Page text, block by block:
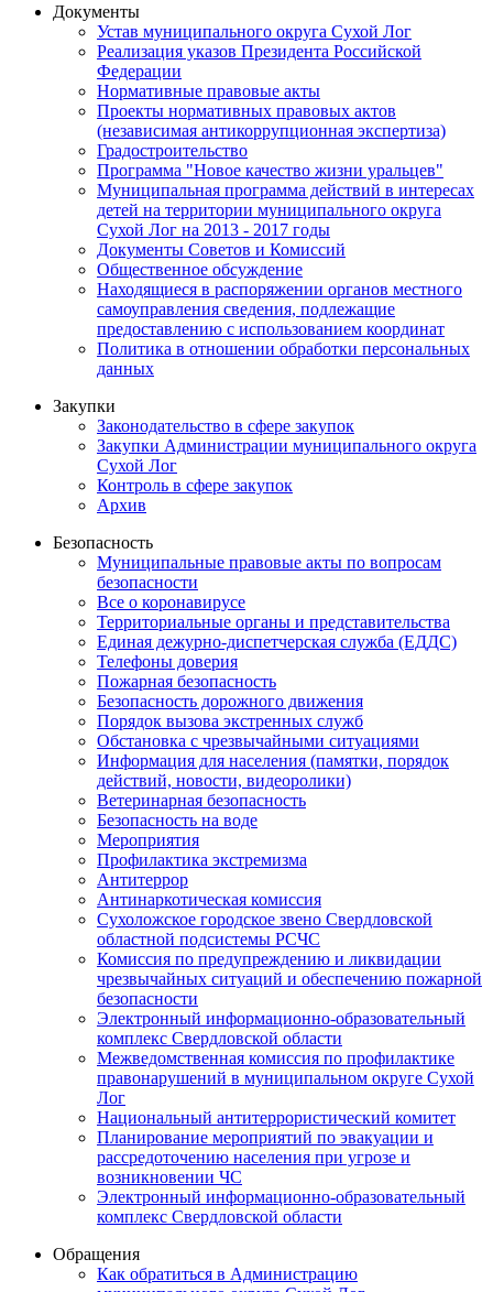
Документы
Устав муниципального округа Сухой Лог
Реализация указов Президента Российской
Федерации
Нормативные правовые акты
Проекты нормативных правовых актов
(независимая антикоррупционная экспертиза)
Градостроительство
Программа "Новое качество жизни уральцев"
Муниципальная программа действий в интересах
детей на территории муниципального округа
Сухой Лог на 2013 - 2017 годы
Документы Советов и Комиссий
Общественное обсуждение
Находящиеся в распоряжении органов местного
самоуправления сведения, подлежащие
предоставлению с использованием координат
Политика в отношении обработки персональных
данных
Закупки
Законодательство в сфере закупок
Закупки Администрации муниципального округа
Сухой Лог
Контроль в сфере закупок
Архив
Безопасность
Муниципальные правовые акты по вопросам
безопасности
Все о коронавирусе
Территориальные органы и представительства
Единая дежурно-диспетчерская служба (ЕДДС)
Телефоны доверия
Пожарная безопасность
Безопасность дорожного движения
Порядок вызова экстренных служб
Обстановка с чрезвычайными ситуациями
Информация для населения (памятки, порядок
действий, новости, видеоролики)
Ветеринарная безопасность
Безопасность на воде
Мероприятия
Профилактика экстремизма
Антитеррор
Антинаркотическая комиссия
Сухоложское городское звено Свердловской
областной подсистемы РСЧС
Комиссия по предупреждению и ликвидации
чрезвычайных ситуаций и обеспечению пожарной
безопасности
Электронный информационно-образовательный
комплекс Cвердловской области
Межведомственная комиссия по профилактике
правонарушений в муниципальном округе Сухой
Лог
Национальный антитеррористический комитет
Планирование мероприятий по эвакуации и
рассредоточению населения при угрозе и
возникновении ЧС
Электронный информационно-образовательный
комплекс Свердловской области
Обращения
Как обратиться в Администрацию